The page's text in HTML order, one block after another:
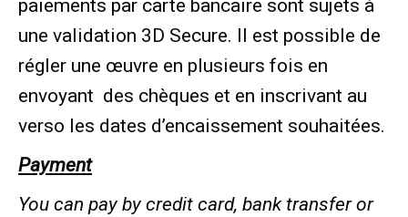
paiements par carte bancaire sont sujets à
une validation 3D Secure. Il est possible de
régler une œuvre en plusieurs fois en
envoyant des chèques et en inscrivant au
verso les dates d’encaissement souhaitées.
Payment
You can pay by credit card, bank transfer or